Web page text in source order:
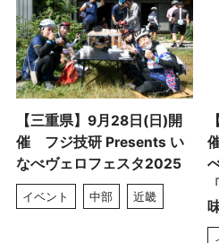
【三重県】9月28日(日)開
催 フジ技研 Presents い
なべヴェロフェスタ2025
イベント 中部 近畿